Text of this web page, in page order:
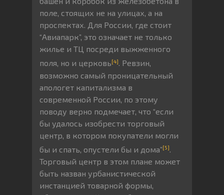
поле, стоящих не на улицах, а на
проспектах. Для России, где стоит
“Авиапарк”, это означает не только
жилье и ТЦ посреди выжженного
поля, но и церковь[4]. Ревзин,
возможно самый проницательный
апологет капитализма в
современной России, по этому
поводу верно подмечает, что “если
бы удалось изобрести торговый
центр, в котором покупатели могли
бы и спать, опустели бы и дома”[5].
Торговый центр в этом плане может
быть назван урбанистической
инстанцией товарной формы,